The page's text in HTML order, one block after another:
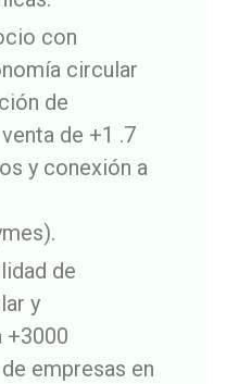
con
circular
de
de +1 .7
y conexión a
de
y
+3000
empresas en